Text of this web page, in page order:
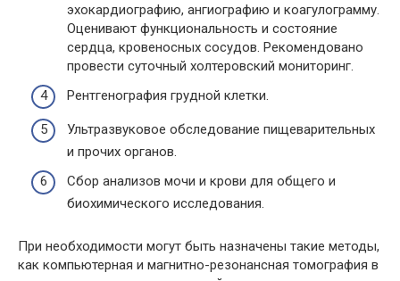
эхокардиографию, ангиографию и коагулограмму.
Оценивают функциональность и состояние
сердца, кровеносных сосудов. Рекомендовано
провести суточный холтеровский мониторинг.
Рентгенография грудной клетки.
Ультразвуковое обследование пищеварительных
и прочих органов.
Сбор анализов мочи и крови для общего и
биохимического исследования.
При необходимости могут быть назначены такие методы,
как компьютерная и магнитно-резонансная томография в